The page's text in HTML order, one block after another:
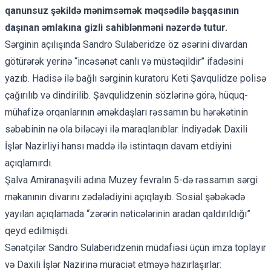
qanunsuz şəkildə mənimsəmək məqsədilə başqasının
daşınan əmlakına gizli sahiblənməni nəzərdə tutur.
Sərginin açılışında Sandro Sulaberidze öz əsərini divardan
götürərək yerinə “incəsənət canlı və müstəqildir” ifadəsini
yazıb. Hadisə ilə bağlı sərginin kuratoru Keti Şavqulidze polisə
çağırılıb və dindirilib. Şavqulidzenin sözlərinə görə, hüquq-
mühafizə orqanlarının əməkdaşları rəssamın bu hərəkətinin
səbəbinin nə ola biləcəyi ilə maraqlanıblar. İndiyədək Daxili
İşlər Nazirliyi hansı maddə ilə istintaqın davam etdiyini
açıqlamırdı.
Şalva Amiranaşvili adına Muzey fevralın 5-də rəssamın sərgi
məkanının divarını zədələdiyini açıqlayıb. Sosial şəbəkədə
yayılan açıqlamada “zərərin nəticələrinin aradan qaldırıldığı”
qeyd edilmişdi.
Sənətçilər Sandro Sulaberidzenin müdafiəsi üçün imza toplayır
və Daxili İşlər Nazirinə müraciət etməyə hazırlaşırlar: